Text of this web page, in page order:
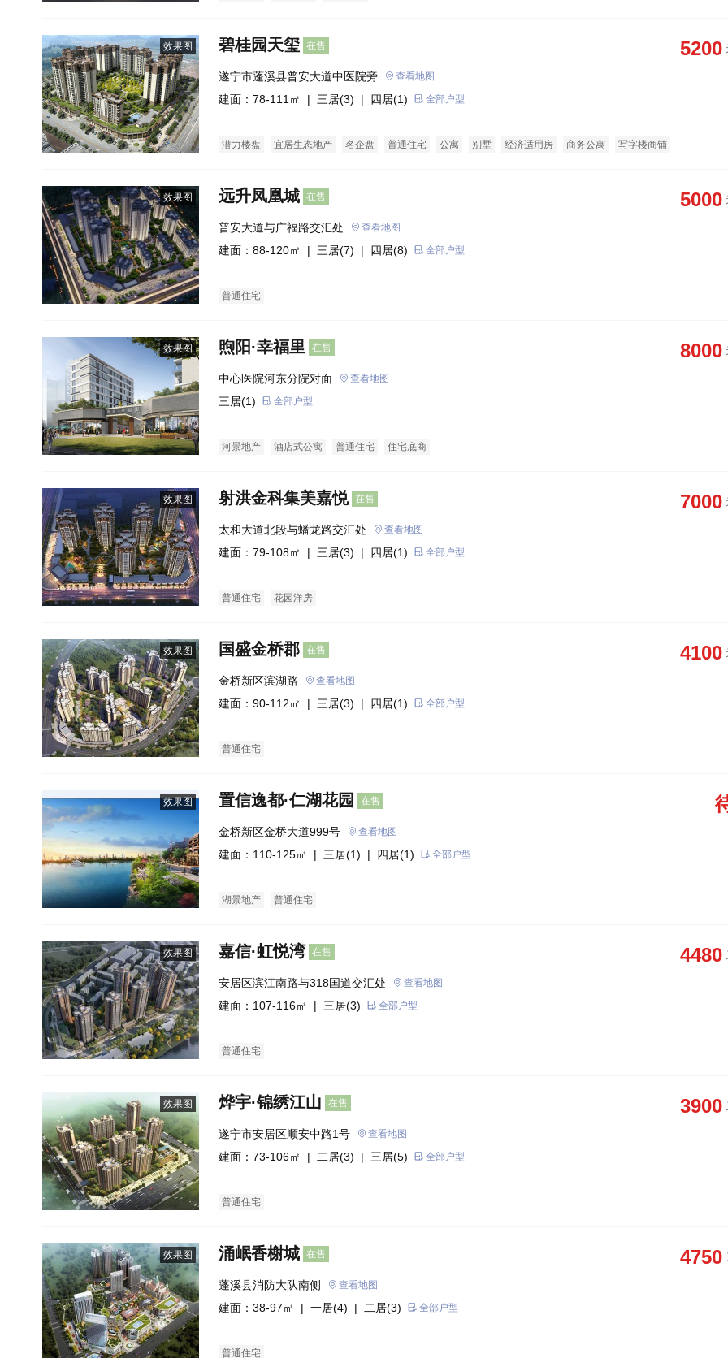
效果图 碧桂园天玺 在售 5200
遂宁市蓬溪县普安大道中医院旁 查看地图
建面：78-111㎡ | 三居(3) | 四居(1) 全部户型
潜力楼盘 宜居生态地产 名企盘 普通住宅 公寓 别墅 经济适用房 商务公寓 写字楼商铺
效果图 远升凤凰城 在售 5000
普安大道与广福路交汇处 查看地图
建面：88-120㎡ | 三居(7) | 四居(8) 全部户型
普通住宅
效果图 煦阳·幸福里 在售 8000
中心医院河东分院对面 查看地图
三居(1) 全部户型
河景地产 酒店式公寓 普通住宅 住宅底商
效果图 射洪金科集美嘉悦 在售 7000
太和大道北段与蟠龙路交汇处 查看地图
建面：79-108㎡ | 三居(3) | 四居(1) 全部户型
普通住宅 花园洋房
效果图 国盛金桥郡 在售 4100
金桥新区滨湖路 查看地图
建面：90-112㎡ | 三居(3) | 四居(1) 全部户型
普通住宅
效果图 置信逸都·仁湖花园 在售
金桥新区金桥大道999号 查看地图
建面：110-125㎡ | 三居(1) | 四居(1) 全部户型
湖景地产 普通住宅
效果图 嘉信·虹悦湾 在售 4480
安居区滨江南路与318国道交汇处 查看地图
建面：107-116㎡ | 三居(3) 全部户型
普通住宅
效果图 烨宇·锦绣江山 在售 3900
遂宁市安居区顺安中路1号 查看地图
建面：73-106㎡ | 二居(3) | 三居(5) 全部户型
普通住宅
效果图 涌岷香榭城 在售 4750
蓬溪县消防大队南侧 查看地图
建面：38-97㎡ | 一居(4) | 二居(3) 全部户型
普通住宅